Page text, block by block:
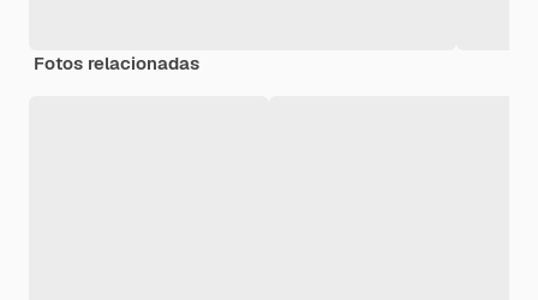
Fotos relacionadas